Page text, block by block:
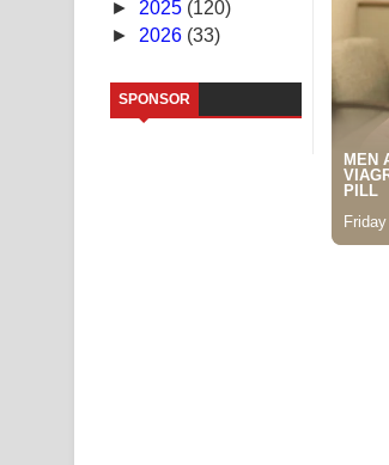
Sihina Song Lyrics - සිහින
Father Song Lyrics - ෆාදර්
NEENA Song Lyrics - නීනා
Ahimi Wimai Himi Song
► 2025 (120)
► 2026 (33)
SPONSOR